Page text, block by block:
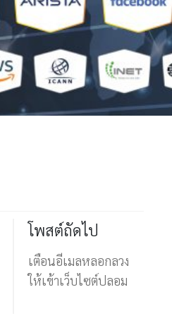
โพสต์ถัดไป
เตือนอีเมลหลอกลวง
ให้เข้าเว็บไซต์ปลอม